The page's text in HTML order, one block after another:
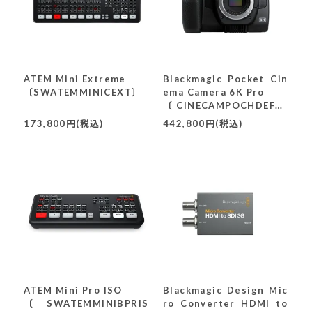
ATEM Mini Extreme
〔SWATEMMINICEXT〕
173,800円(税込)
Blackmagic Pocket Cin
ema Camera 6K Pro
〔CINECAMPOCHDEF06
P〕
442,800円(税込)
ATEM Mini Pro ISO
〔SWATEMMINIBPRIS
Blackmagic Design Mic
ro Converter HDMI to